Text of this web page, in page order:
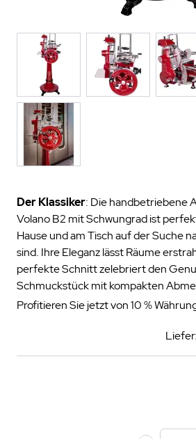
Der Klassiker: Die handbetriebene
Volano B2 mit Schwungrad ist
Hause und am Tisch auf der Suche
sind. Ihre Eleganz lässt Räume
perfekte Schnitt zelebriert den
Schmuckstück mit kompakten
Profitieren Sie jetzt von 10 %